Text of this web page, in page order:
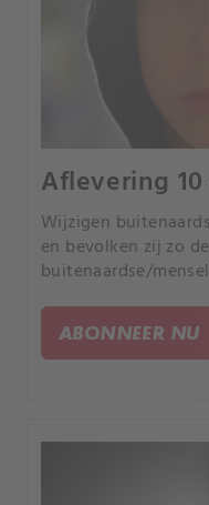
Aflevering
Wijzigen
en bevolken zij zo
buitenaardse/
hedendaagse
ABONNEER NU